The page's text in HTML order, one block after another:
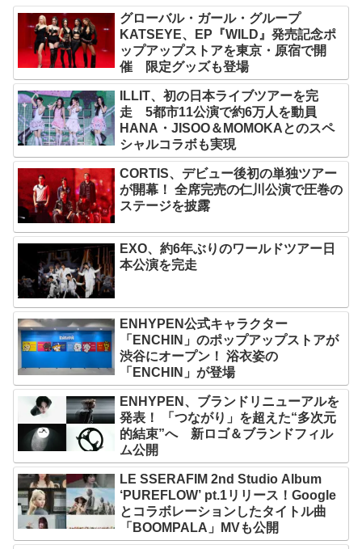
グローバル・ガール・グループ
KATSEYE、EP『WILD』発売記念ポ
ップアップストアを東京・原宿で開
催 限定グッズも登場
ILLIT、初の日本ライブツアーを完
走 5都市11公演で約6万人を動員
HANA・JISOO＆MOMOKAとのスペ
シャルコラボも実現
CORTIS、デビュー後初の単独ツアー
が開幕！ 全席完売の仁川公演で圧巻の
ステージを披露
EXO、約6年ぶりのワールドツアー日
本公演を完走
ENHYPEN公式キャラクター
「ENCHIN」のポップアップストアが
渋谷にオープン！ 浴衣姿の
「ENCHIN」が登場
ENHYPEN、ブランドリニューアルを
発表！ 「つながり」を超えた“多次元
的結束”へ 新ロゴ＆ブランドフィル
ム公開
LE SSERAFIM 2nd Studio Album
‘PUREFLOW’ pt.1リリース！Google
とコラボレーションしたタイトル曲
「BOOMPALA」MVも公開